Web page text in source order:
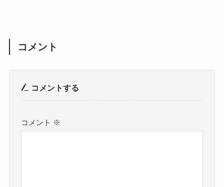
コメント
コメントする
コメント ※